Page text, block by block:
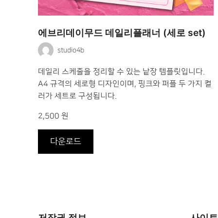
에브리데이무드 데일리플래너 (세로 set)
studio4b
데일리 스케줄을 정리할 수 있는 낱장 템플릿입니다.
A4 규격의 세로형 디자인이며, 핑크와 퍼플 두 가지 컬
러가 세트로 구성됩니다.
2,500 원
다운로드